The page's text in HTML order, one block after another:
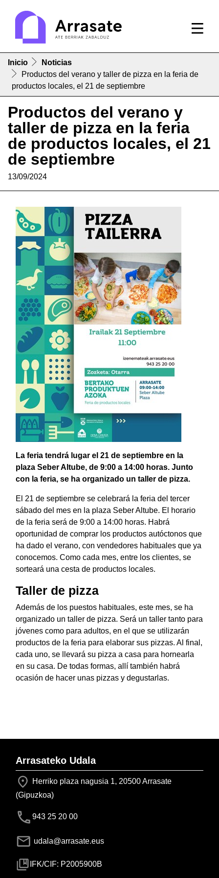
Inicio
Noticias
Productos del verano y taller de pizza en la feria de
productos locales, el 21 de septiembre
Productos del verano y
taller de pizza en la feria
de productos locales, el 21
de septiembre
13/09/2024
La feria tendrá lugar el 21 de septiembre en la
plaza Seber Altube, de 9:00 a 14:00 horas. Junto
con la feria, se ha organizado un taller de pizza.
El 21 de septiembre se celebrará la feria del tercer
sábado del mes en la plaza Seber Altube. El horario
de la feria será de 9:00 a 14:00 horas. Habrá
oportunidad de comprar los productos autóctonos que
ha dado el verano, con vendedores habituales que ya
conocemos. Como cada mes, entre los clientes, se
sorteará una cesta de productos locales.
Taller de pizza
Además de los puestos habituales, este mes, se ha
organizado un taller de pizza. Será un taller tanto para
jóvenes como para adultos, en el que se utilizarán
productos de la feria para elaborar sus pizzas. Al final,
cada uno, se llevará su pizza a casa para hornearla
en su casa. De todas formas, allí también habrá
ocasión de hacer unas pizzas y degustarlas.
Arrasateko Udala
Herriko plaza nagusia 1, 20500 Arrasate
(Gipuzkoa)
943 25 20 00
udala@arrasate.eus
IFK/CIF: P2005900B